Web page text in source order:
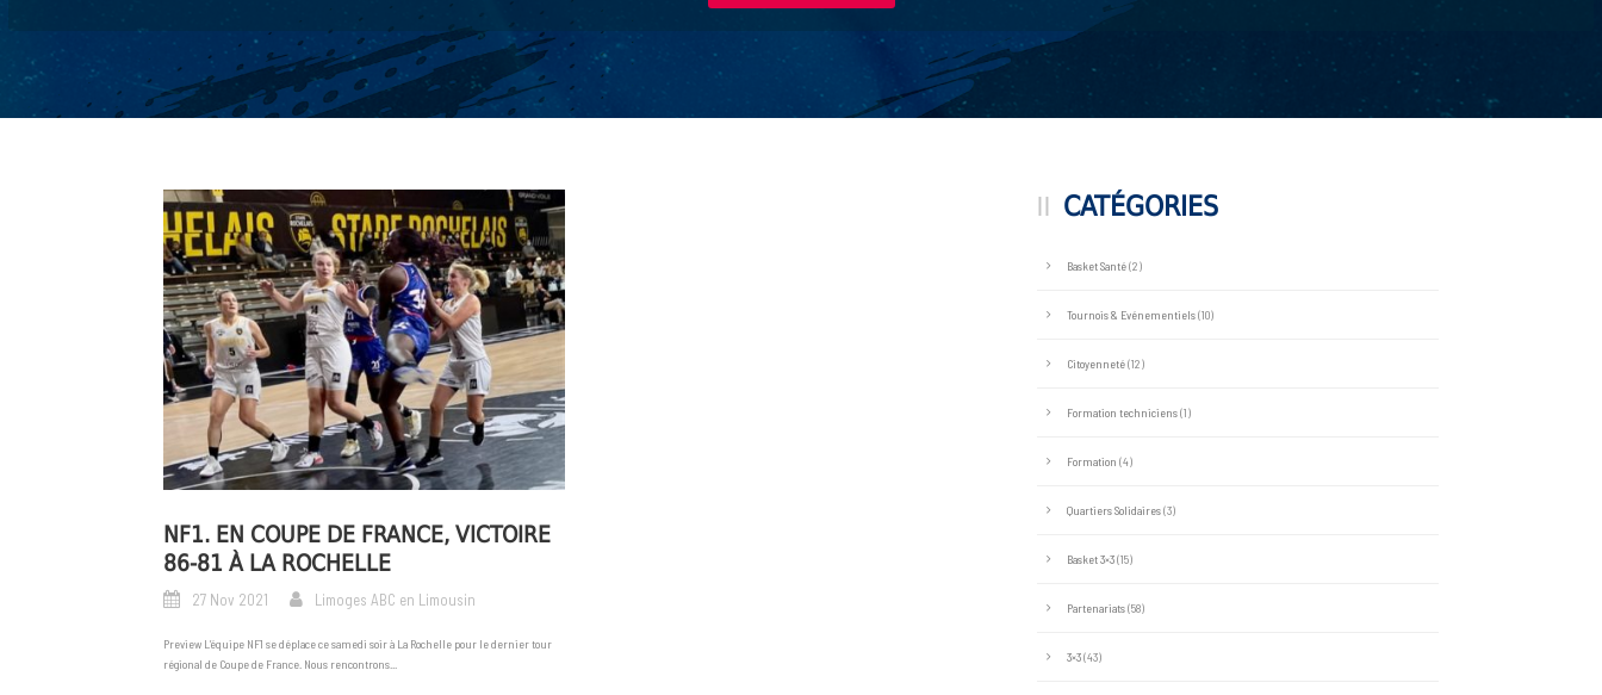
NF1. EN COUPE DE FRANCE, VICTOIRE
86-81 À LA ROCHELLE
27 Nov 2021 Limoges ABC en Limousin
Preview L’équipe NF1 se déplace ce samedi soir à La Rochelle pour le dernier tour
régional de Coupe de France. Nous rencontrons...
CATÉGORIES
Basket Santé(2)
Tournois & Evénementiels(10)
Citoyenneté(12)
Formation techniciens(1)
Formation (4)
Quartiers Solidaires(3)
Basket 3×3(15)
Partenariats(58)
3×3(43)